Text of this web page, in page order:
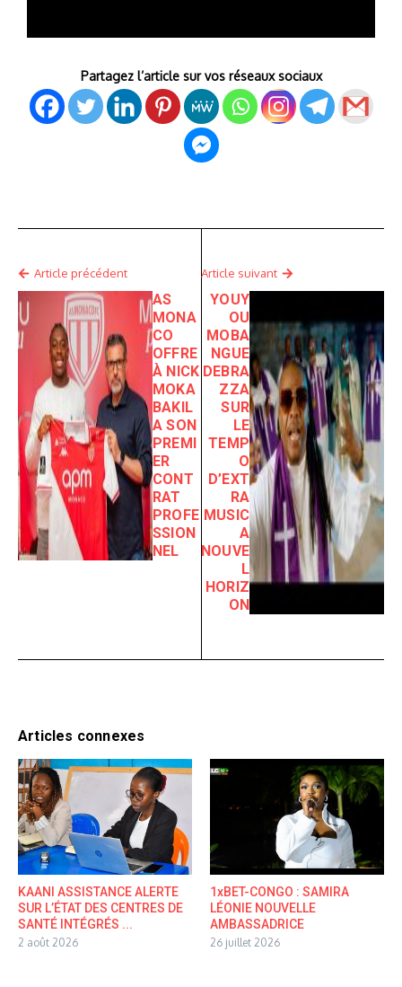
Partagez l’article sur vos réseaux sociaux
Article précédent
AS
MONA
CO
OFFRE
À NICK
MOKA
BAKIL
A SON
PREMI
ER
CONT
RAT
PROFE
SSION
NEL
Article suivant
YOUY
OU
MOBA
NGUE
DEBRA
ZZA
SUR
LE
TEMP
O
D’EXT
RA
MUSIC
A
NOUVE
L
HORIZ
ON
Articles connexes
KAANI ASSISTANCE ALERTE
SUR L’ÉTAT DES CENTRES DE
SANTÉ INTÉGRÉS ...
2 août 2026
1xBET-CONGO : SAMIRA
LÉONIE NOUVELLE
AMBASSADRICE
26 juillet 2026